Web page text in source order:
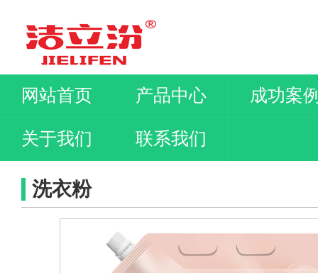
网站首页 产品中心 成功案
关于我们 联系我们
洗衣粉